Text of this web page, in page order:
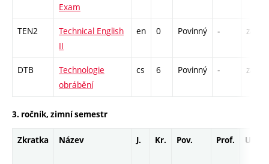
Exam
TEN2
Technical English
II
en 0 Povinný - zá
DTB
Technologie
obrábění
cs 6 Povinný - zá,zk
3. ročník, zimní semestr
Zkratka Název J. Kr. Pov. Prof. Uk.